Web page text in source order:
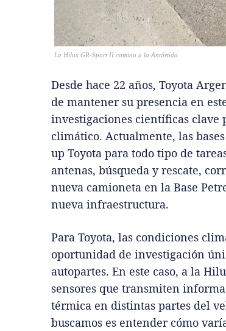
La Hilux GR-Sport II camino a la Antártida
Desde hace 22 años, Toyota
de mantener su presencia en
investigaciones científicas clave
climático. Actualmente, las
up Toyota para todo tipo de
antenas, búsqueda y rescate,
nueva camioneta en la Base
nueva infraestructura.
Para Toyota, las condiciones
oportunidad de investigación
autopartes. En este caso, a la
sensores que transmiten
térmica en distintas partes del
buscamos es entender cómo